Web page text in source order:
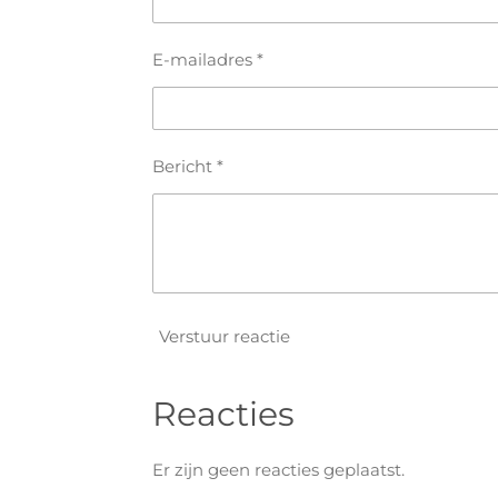
E-mailadres *
Bericht *
Verstuur reactie
Reacties
Er zijn geen reacties geplaatst.